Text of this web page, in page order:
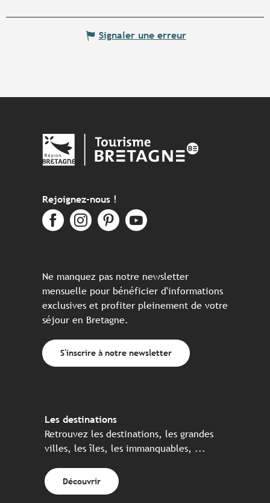
Signaler une erreur
Rejoignez-nous !
Ne manquez pas notre newsletter
mensuelle pour bénéficier d'informations
exclusives et profiter pleinement de votre
séjour en Bretagne.
S'inscrire à notre newsletter
Les destinations
Retrouvez les destinations, les grandes
villes, les îles, les immanquables, ...
Découvrir